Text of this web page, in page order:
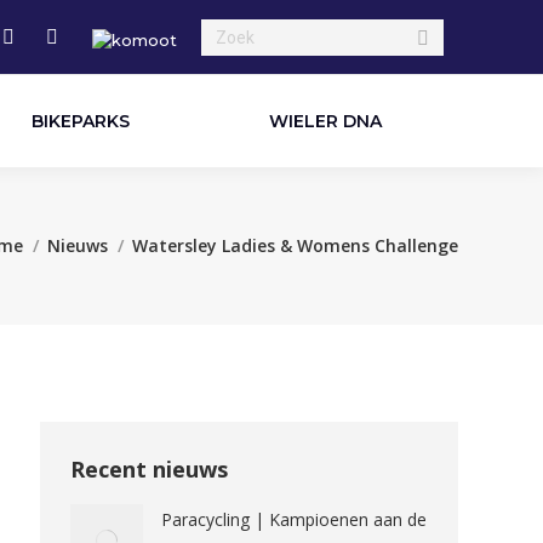
X
opens
YouTube
opens
Search:
BIKEPARKS WIELER DNA
hier:Nieuws Watersley Ladies & Womens Challenge
Recent nieuws
Paracycling | Kampioenen aan de